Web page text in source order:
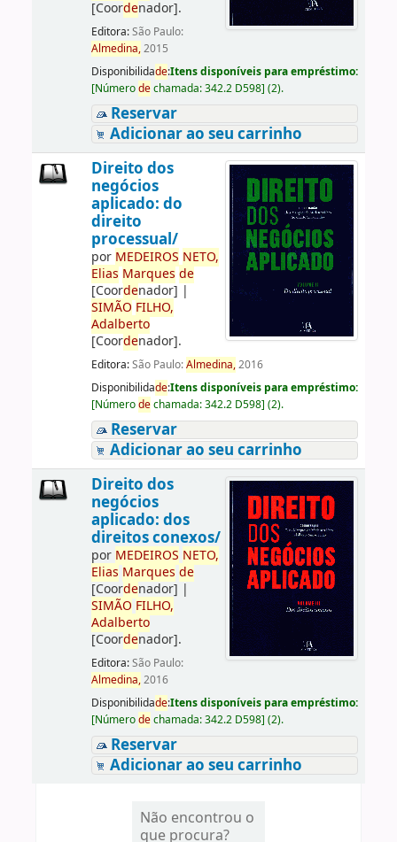
[Coordenador].
Editora:São Paulo:
Almedina,2015
Disponibilidade:Itens disponíveis para empréstimo:
[Númerodechamada:342.2 D598] (2).
Reservar
Adicionar ao seu carrinho
Direito dos
negócios
aplicado: do
direito
processual/
por MEDEIROS NETO,
Elias Marques de
[Coordenador] |
SIMÃO FILHO,
Adalberto
[Coordenador].
Editora:São Paulo:Almedina,2016
Disponibilidade:Itens disponíveis para empréstimo:
[Númerodechamada:342.2 D598] (2).
Reservar
Adicionar ao seu carrinho
Direito dos
negócios
aplicado: dos
direitos conexos/
por MEDEIROS NETO,
Elias Marques de
[Coordenador] |
SIMÃO FILHO,
Adalberto
[Coordenador].
Editora:São Paulo:
Almedina,2016
Disponibilidade:Itens disponíveis para empréstimo:
[Númerodechamada:342.2 D598] (2).
Reservar
Adicionar ao seu carrinho
Não encontrou o
que procura?